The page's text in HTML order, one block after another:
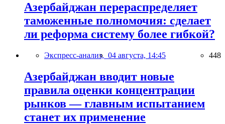
Азербайджан перераспределяет
таможенные полномочия: сделает
ли реформа систему более гибкой?
Экспресс-анализ, 04 августа, 14:45 448
Азербайджан вводит новые
правила оценки концентрации
рынков — главным испытанием
станет их применение